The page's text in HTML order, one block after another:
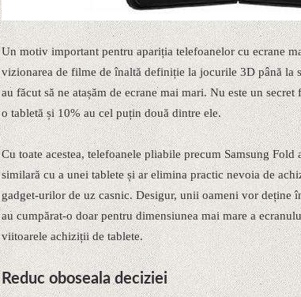
Un motiv important pentru apariția telefoanelor cu ecrane
vizionarea de filme de înaltă definiție la jocurile 3D până la
au făcut să ne atașăm de ecrane mai mari. Nu este un
o tabletă și 10% au cel puțin două dintre ele.
Cu toate acestea, telefoanele pliabile precum Samsung
similară cu a unei tablete și ar elimina practic nevoia de
gadget-urilor de uz casnic. Desigur, unii oameni vor deține
au cumpărat-o doar pentru dimensiunea mai mare a
viitoarele achiziții de tablete.
Reduc oboseala deciziei